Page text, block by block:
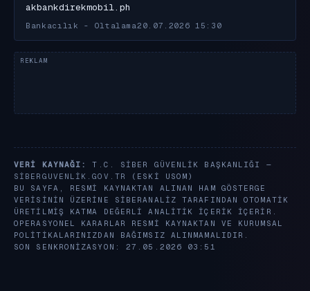
akbankdirekmobil.ph
Bankacılık - Oltalama20.07.2026 15:30
VERI KAYNAĞI:
T.C. SIBER GÜVENLIK BAŞKANLIĞI —
SIBERGUVENLIK.GOV.TR
(ESKI USOM)
BU SAYFA, RESMI KAYNAKTAN ALINAN HAM GÖSTERGE
VERISININ ÜZERINE SIBERANALIZ TARAFINDAN OTOMATIK
ÜRETILMIŞ KATMA DEĞERLI ANALITIK IÇERIK IÇERIR.
OPERASYONEL KARARLAR RESMI KAYNAKTAN VE KURUMSAL
POLITIKALARINIZDAN BAĞIMSIZ ALINMAMALIDIR.
SON SENKRONIZASYON: 27.05.2026 03:51